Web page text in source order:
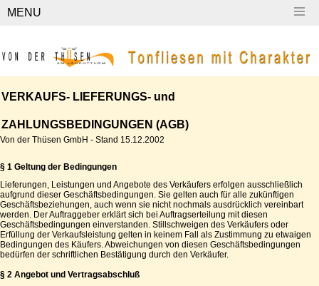
MENU
VERKAUFS- LIEFERUNGS- und
ZAHLUNGSBEDINGUNGEN (AGB)
Von der Thüsen GmbH - Stand 15.12.2002
§ 1 Geltung der Bedingungen
Lieferungen, Leistungen und Angebote des Verkäufers erfolgen ausschließlich
aufgrund dieser Geschäftsbedingungen. Sie gelten auch für alle zukünftigen
Geschäftsbeziehungen, auch wenn sie nicht nochmals ausdrücklich vereinbart
werden. Der Auftraggeber erklärt sich bei Auftragserteilung mit diesen
Geschäftsbedingungen einverstanden. Stillschweigen des Verkäufers oder
Erfüllung der Verkaufsleistung gelten in keinem Fall als Zustimmung zu etwaigen
Bedingungen des Käufers. Abweichungen von diesen Geschäftsbedingungen
bedürfen der schriftlichen Bestätigung durch den Verkäufer.
§ 2 Angebot und Vertragsabschluß